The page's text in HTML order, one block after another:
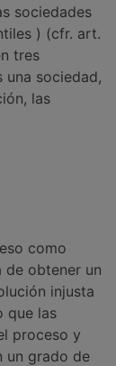
sociedades
) (cfr. art.
tres
una sociedad,
las
como
obtener un
injusta
que las
proceso y
un grado de